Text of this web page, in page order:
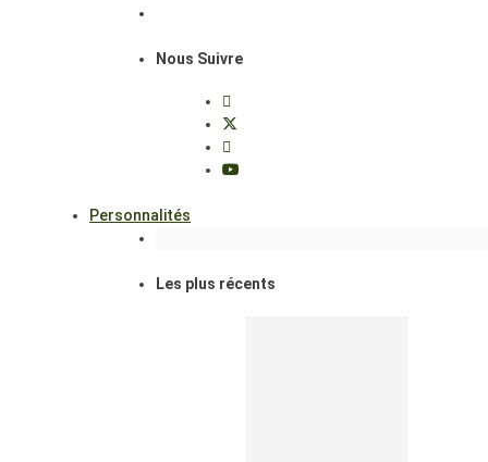
Nous Suivre
Personnalités
Les plus récents